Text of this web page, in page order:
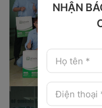
NHẬN